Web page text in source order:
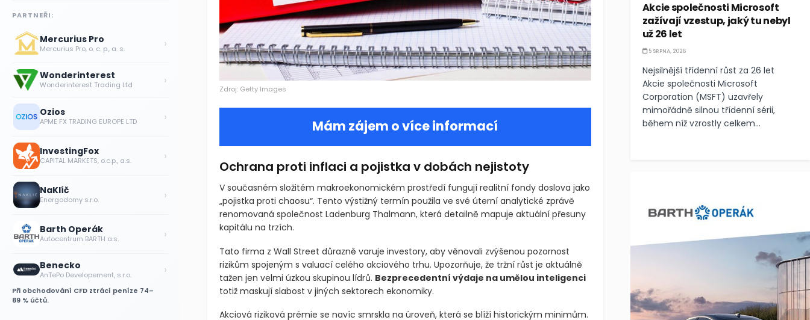
Mám zájem o více informací
Ochrana proti inflaci a pojistka v dobách nejistoty
V současném složitém makroekonomickém prostředí fungují realitní fondy doslova jako
„pojistka proti chaosu“. Tento výstižný termín použila ve své úterní analytické zprávě
renomovaná společnost Ladenburg Thalmann, která detailně mapuje aktuální přesuny
kapitálu na trzích.
Tato firma z Wall Street důrazně varuje investory, aby věnovali zvýšenou pozornost
rizikům spojeným s valuací celého akciového trhu. Upozorňuje, že tržní růst je aktuálně
tažen jen velmi úzkou skupinou lídrů.
Bezprecedentní výdaje na umělou inteligenci
totiž maskují slabost v jiných sektorech ekonomiky.
PARTNEŘI:
Mercurius Pro
Mercurius Pro, o. c. p., a. s. ›
Wonderinterest
Wonderinterest Trading Ltd ›
Ozios
APME FX TRADING EUROPE LTD ›
InvestingFox
CAPITAL MARKETS, o.c.p., a.s. ›
NaKlíč
Energodomy s.r.o. ›
Barth Operák
Autocentrum BARTH a.s. ›
Benecko
AnTePo Developement, s.r.o. ›
Při obchodování CFD ztrácí peníze 74–
89 % účtů.
Akcie společnosti Microsoft
zažívají vzestup, jaký tu nebyl
už 26 let
5 SRPNA, 2026
Nejsilnější třídenní růst za 26 let
Akcie společnosti Microsoft
Corporation (MSFT) uzavřely
mimořádně silnou třídenní sérii,
během níž vzrostly celkem...